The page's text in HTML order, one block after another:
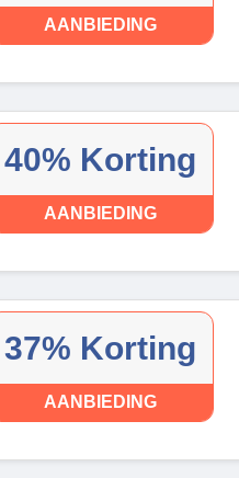
AANBIEDING
40% Korting
AANBIEDING
37% Korting
AANBIEDING